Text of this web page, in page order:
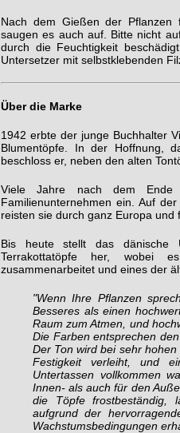
Nach dem Gießen der Pflanzen
saugen es auch auf. Bitte nicht
durch die Feuchtigkeit
Untersetzer mit selbstklebenden
Über die Marke
1942 erbte der junge Buchhalter
Blumentöpfe. In der Hoffnung,
beschloss er, neben den alten
Viele Jahre nach dem
Familienunternehmen ein. Auf
reisten sie durch ganz Europa und
Bis heute stellt das dänische
Terrakottatöpfe her, wobei
zusammenarbeitet und eines der
"Wenn Ihre Pflanzen
Besseres als einen
Raum zum Atmen, und
Die Farben entsprechen
Der Ton wird bei sehr
Festigkeit verleiht, und
Untertassen vollkommen
Innen- als auch für den
die Töpfe frostbeständig,
aufgrund der
Wachstumsbedingungen